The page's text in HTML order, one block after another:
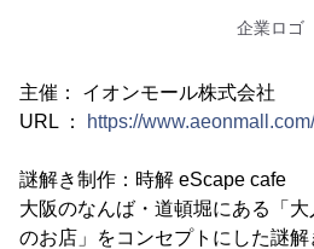
企業ロゴ
主催： イオンモール株式会社
URL ：
https://www.aeonmall.com/
謎解き制作：時解 eScape cafe
大阪のなんば・道頓堀にある「
のお店」をコンセプトにした謎